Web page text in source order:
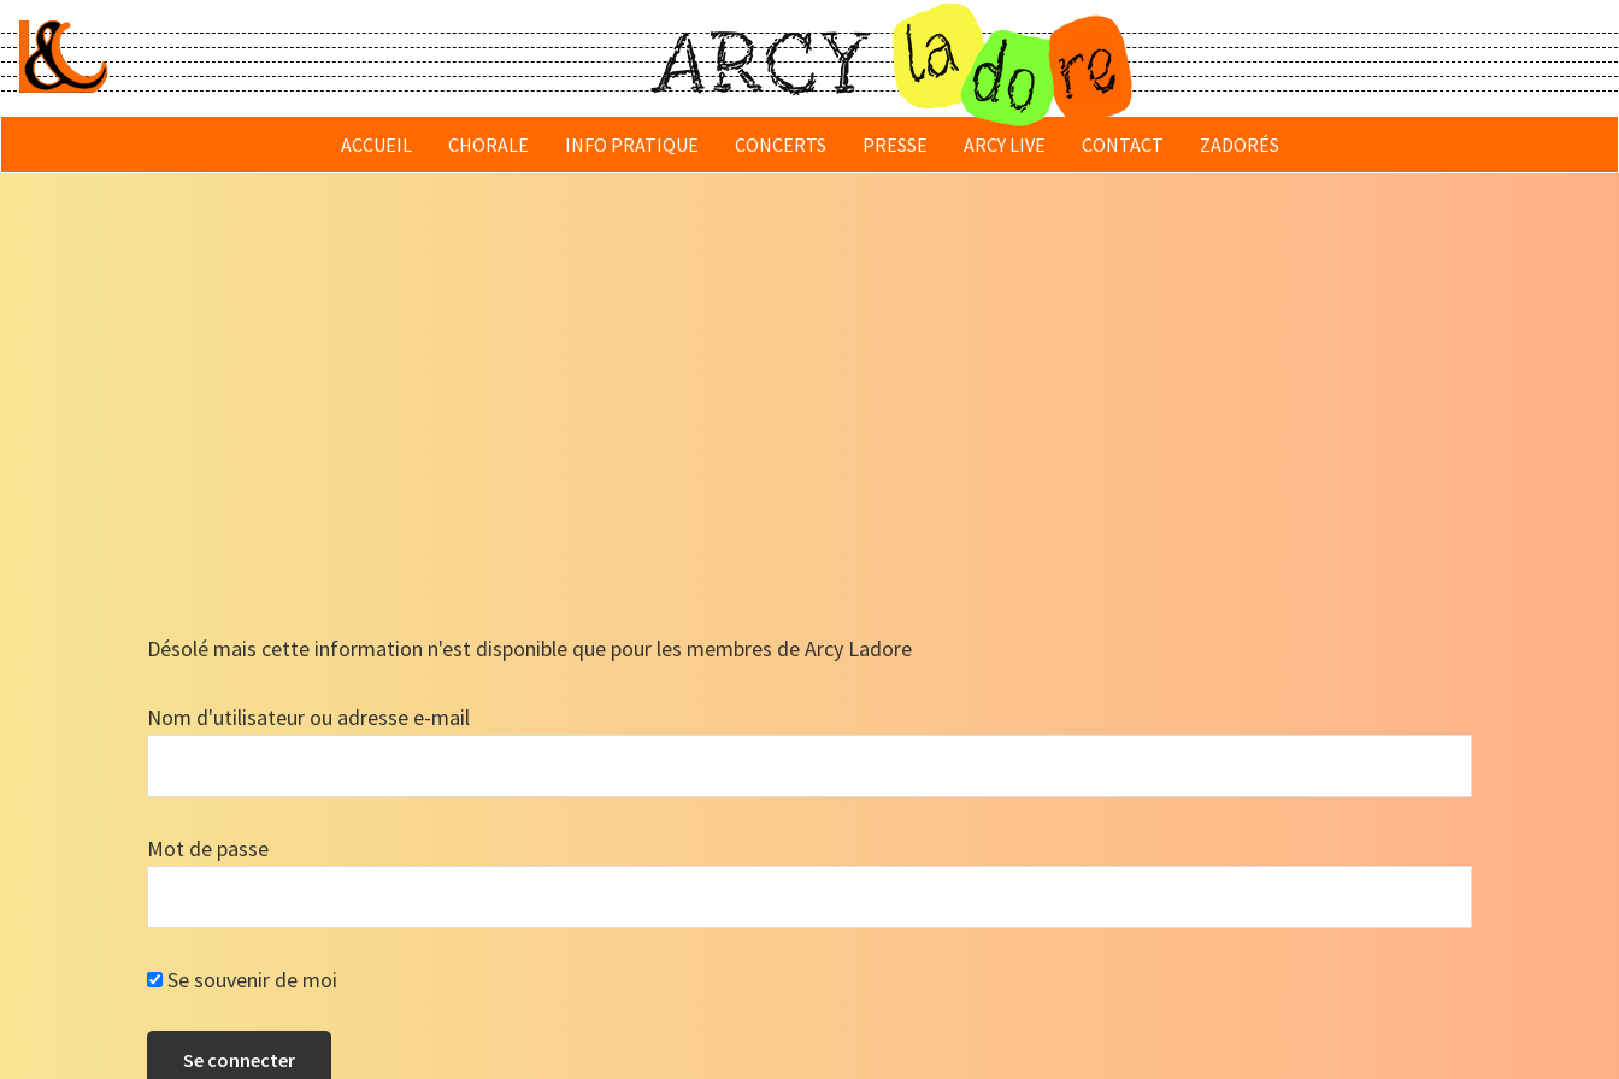
Passer
au
contenu
principal
ACCUEIL CHORALE INFO PRATIQUE CONCERTS PRESSE ARCY LIVE CONTACT ZADORÉS
Désolé mais cette information n'est disponible que pour les membres de Arcy Ladore
Nom d'utilisateur ou adresse e-mail
Mot de passe
Se souvenir de moi